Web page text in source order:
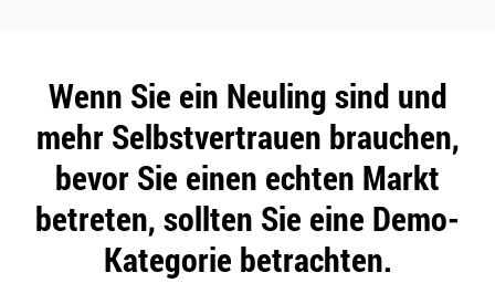
Wenn Sie ein Neuling sind und
mehr Selbstvertrauen brauchen,
bevor Sie einen echten Markt
betreten, sollten Sie eine Demo-
Kategorie betrachten.